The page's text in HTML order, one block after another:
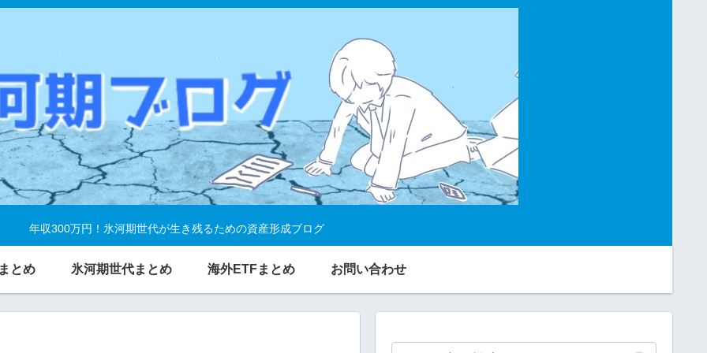
年収300万円！氷河期世代が生き残るための資産形成ブログ
とめ 氷河期世代まとめ 海外ETFまとめ お問い合わせ